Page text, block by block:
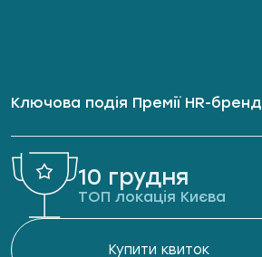
Ключова подія Премії HR-бренд
10 грудня
ТОП локація Києва
Купити квиток